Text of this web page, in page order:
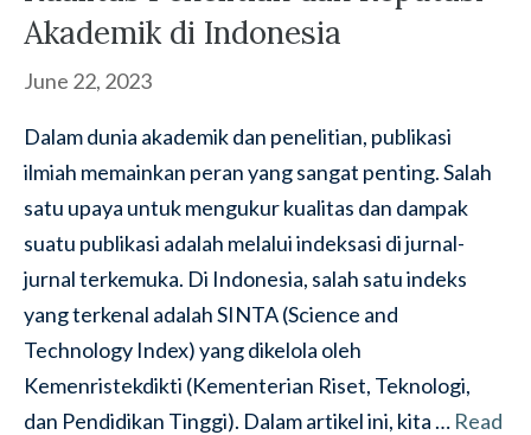
Akademik di Indonesia
June 22, 2023
Dalam dunia akademik dan penelitian, publikasi
ilmiah memainkan peran yang sangat penting. Salah
satu upaya untuk mengukur kualitas dan dampak
suatu publikasi adalah melalui indeksasi di jurnal-
jurnal terkemuka. Di Indonesia, salah satu indeks
yang terkenal adalah SINTA (Science and
Technology Index) yang dikelola oleh
Kemenristekdikti (Kementerian Riset, Teknologi,
dan Pendidikan Tinggi). Dalam artikel ini, kita … Read